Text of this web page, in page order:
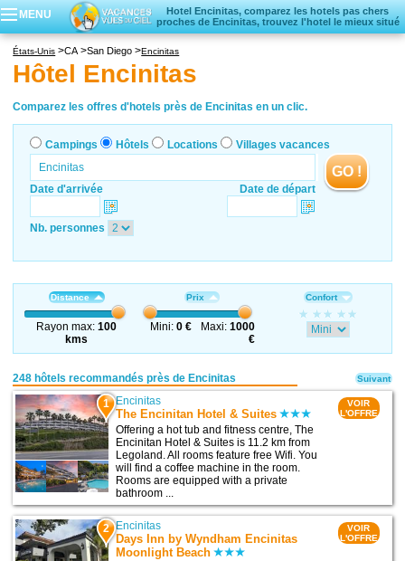
MENU
Hotel Encinitas, comparez les hotels pas chers
proches de Encinitas, trouvez l'hotel le mieux situé
Locations vacances
Villages vacances
États-Unis CA San Diego Encinitas
Hôtel Encinitas
Comparez les offres d'hotels près de Encinitas en un clic.
Campings Hôtels Locations Villages vacances
Date d'arrivée Date de départ
GO !
Nb. personnes
Distance
Rayon max:100
kms
Prix
Mini: 0 € Maxi:1000
€
Confort
248 hôtels recommandés près de Encinitas
1 Encinitas
The Encinitan Hotel & Suites
Offering a hot tub and fitness centre, The
Encinitan Hotel & Suites is 11.2 km from
Legoland. All rooms feature free Wifi. You
will find a coffee machine in the room.
Rooms are equipped with a private
bathroom ...
VOIR
L'OFFRE
2 Encinitas
Days Inn by Wyndham Encinitas
Moonlight Beach
VOIR
L'OFFRE
Suivant